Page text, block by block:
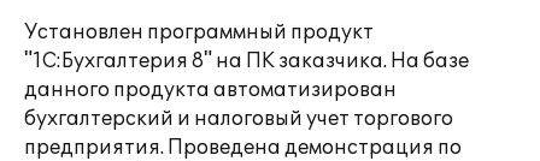
Установлен программный продукт
"1С:Бухгалтерия 8" на ПК заказчика. На базе
данного продукта автоматизирован
бухгалтерский и налоговый учет торгового
предприятия. Проведена демонстрация по